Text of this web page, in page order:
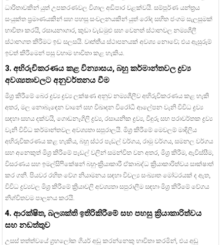
ධාරිතාවකින් යුත් උපකරණවල විශාල අඩිපාර වළක්වයි. සම්පූර්ණ යන්ත්‍රය
සංයුක්ත ප්‍රමාණයකින් සහ පහසු සංචලනයකින් යුත් රෝද සහිත ජංගම සැලසුමක්
භාවිතා කරයි, රසායනාගාර, කුඩා වැඩමුළු සහ වෙනත් ස්ථානවල නම්‍යශීලී
ස්ථානගත කිරීමට ඉඩ සලසයි. වෘත්තීය ස්ථාපනයක් අවශ්‍ය නොවේ; එය ඇසුරුම්
ඉවත් කිරීමෙන් පසු වහාම භාවිතා කළ හැකිය.
3. අභිරුචිකරණය කළ වින්‍යාසය, බහු කර්මාන්තවල ද්‍රව්‍ය
අවශ්‍යතාවලට අනුවර්තනය වීම
මිශ්‍ර කිරීමේ බෙර ද්‍රව්‍ය ද්‍රව්‍ය ලක්ෂණ අනුව නම්‍යශීලීව අභිරුචිකරණය කළ හැකි
අතර, මල නොබැඳෙන වානේ සහ විඛාදන විරෝධී ආලේපන වැනි විවිධ ද්‍රව්‍ය
සඳහා සහය දක්වයි, ගොඩනැගිලි ද්‍රව්‍ය, රසායනික ද්‍රව්‍ය, වීදුරු සහ පරාවර්තක ද්‍රව්‍ය
වැනි විවිධ කර්මාන්තවල අවශ්‍යතා සපුරාලයි. මිශ්‍ර කිරීමේ මෙවලම් මාදිලිය
අභිරුචිකරණය කළ හැකිය, බහු ස්ථර පැඩල් වර්ගය, රාමු වර්ගය, සමනල වර්ගය
සහ අනෙකුත් මිශ්‍ර කිරීමේ පැඩල් වලින් සමන්විත වන අතර, මිශ්‍ර කිරීම, ඇවිස්සීම,
විසරණය සහ ඉමල්සිෆිකේෂන් බහු-ක්‍රියාකාරී ඒකාබද්ධ ක්‍රියාකාරිත්වය සාක්ෂාත්
කර ගනී. පියවර රහිත වේග නියාමනය සඳහා විචල්‍ය සංඛ්‍යාත මෝටරයක් ​​ද ඇත,
විවිධ ද්‍රව්‍යවල මිශ්‍ර කිරීමේ ක්‍රියාවලි අවශ්‍යතා සපුරාලීම සඳහා මිශ්‍ර කිරීමේ වේගය
නිශ්චිතවම පාලනය කරයි.
4. ආරක්ෂිත, බලශක්ති ඉතිරිකිරීමේ සහ පහසු ක්‍රියාකාරිත්වය
සහ නඩත්තුව
උසස් තත්ත්වයේ ග්‍රහලෝක ගියර් අඩු කරන්නෙකු භාවිතා කරමින්, එය අඩු